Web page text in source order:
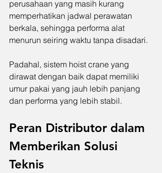
perusahaan yang masih kurang
memperhatikan jadwal perawatan
berkala, sehingga performa alat
menurun seiring waktu tanpa disadari.
Padahal, sistem hoist crane yang
dirawat dengan baik dapat memiliki
umur pakai yang jauh lebih panjang
dan performa yang lebih stabil.
Peran Distributor dalam
Memberikan Solusi
Teknis